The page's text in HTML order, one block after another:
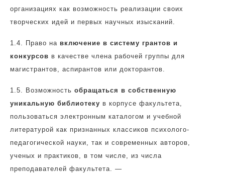
организациях как возможность реализации своих
творческих идей и первых научных изысканий.
1.4. Право на включение в систему грантов и
конкурсов в качестве члена рабочей группы для
магистрантов, аспирантов или докторантов.
1.5. Возможность обращаться в собственную
уникальную библиотеку в корпусе факультета,
пользоваться электронным каталогом и учебной
литературой как признанных классиков психолого-
педагогической науки, так и современных авторов,
ученых и практиков, в том числе, из числа
преподавателей факультета. —